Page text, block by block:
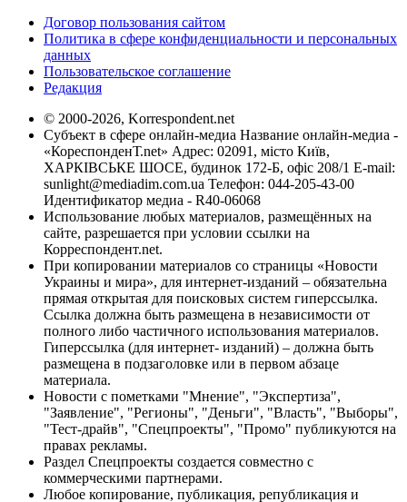
Договор пользования сайтом
Политика в сфере конфиденциальности и персональных
данных
Пользовательское соглашение
Редакция
© 2000-2026, Korrespondent.net
Субъект в сфере онлайн-медиа Название онлайн-медиа -
«КореспонденТ.net» Адрес: 02091, місто Київ,
ХАРКІВСЬКЕ ШОСЕ, будинок 172-Б, офіс 208/1 E-mail:
sunlight@mediadim.com.ua Телефон: 044-205-43-00
Идентификатор медиа - R40-06068
Использование любых материалов, размещённых на
сайте, разрешается при условии ссылки на
Корреспондент.net.
При копировании материалов со страницы «Новости
Украины и мира», для интернет-изданий – обязательна
прямая открытая для поисковых систем гиперссылка.
Ссылка должна быть размещена в независимости от
полного либо частичного использования материалов.
Гиперссылка (для интернет- изданий) – должна быть
размещена в подзаголовке или в первом абзаце
материала.
Новости с пометками "Мнение", "Экспертиза",
"Заявление", "Регионы", "Деньги", "Власть", "Выборы",
"Тест-драйв", "Спецпроекты", "Промо" публикуются на
правах рекламы.
Раздел Спецпроекты создается совместно с
коммерческими партнерами.
Любое копирование, публикация, републикация и